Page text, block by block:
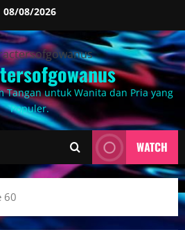
08/08/2026
Tangan untuk Wanita dan Pria yang
Populer.
WATCH
60